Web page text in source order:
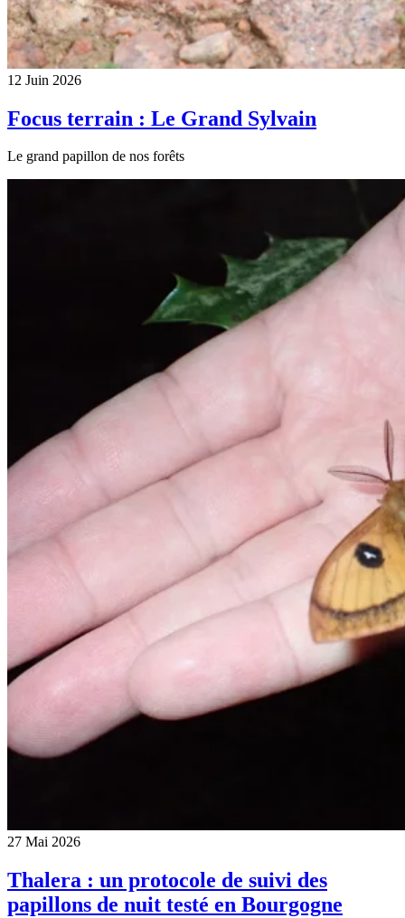
12 Juin 2026
Focus terrain : Le Grand Sylvain
Le grand papillon de nos forêts
27 Mai 2026
Thalera : un protocole de suivi des
papillons de nuit testé en Bourgogne